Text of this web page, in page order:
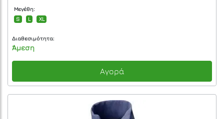
Μεγέθη:
S
L XL
Διαθεσιμότητα:
Άμεση
Αγορά